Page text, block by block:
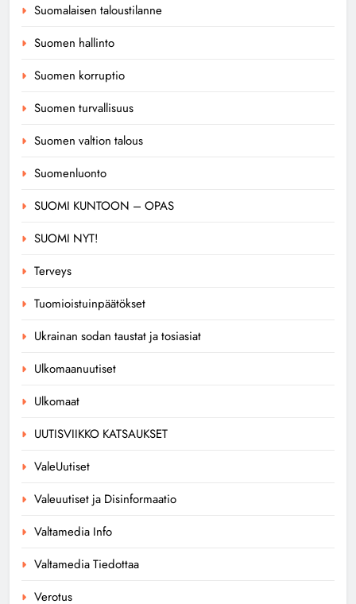
Suomalaisen taloustilanne
Suomen hallinto
Suomen korruptio
Suomen turvallisuus
Suomen valtion talous
Suomenluonto
SUOMI KUNTOON – OPAS
SUOMI NYT!
Terveys
Tuomioistuinpäätökset
Ukrainan sodan taustat ja tosiasiat
Ulkomaanuutiset
Ulkomaat
UUTISVIIKKO KATSAUKSET
ValeUutiset
Valeuutiset ja Disinformaatio
Valtamedia Info
Valtamedia Tiedottaa
Verotus